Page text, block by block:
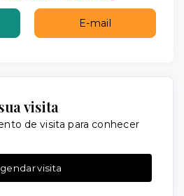
E-mail
visita
de visita para conhecer
visita